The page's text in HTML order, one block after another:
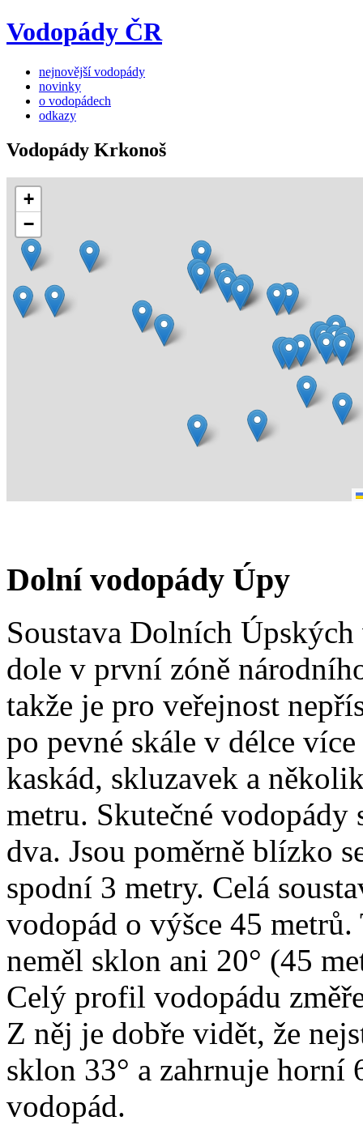
Vodopády ČR
nejnovější vodopády
novinky
o vodopádech
odkazy
Vodopády Krkonoš
+
−
Dolní vodopády Úpy
Soustava Dolních
dole v první zóně
takže je pro veřejnost
po pevné skále v délce
kaskád, skluzavek a
metru. Skutečné vodopády
dva. Jsou poměrně blízko
spodní 3 metry. Celá
vodopád o výšce 45
neměl sklon ani 20° (45
Celý profil vodopádu
Z něj je dobře vidět, že
sklon 33° a zahrnuje
vodopád.